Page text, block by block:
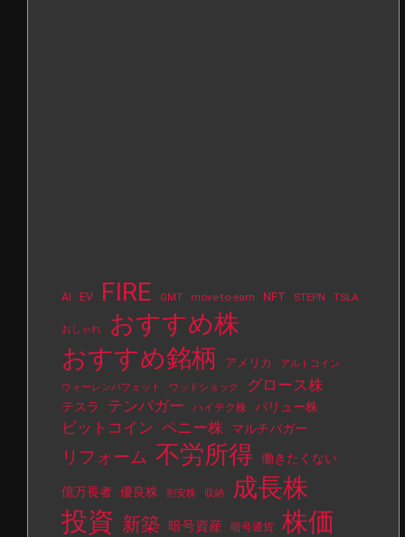
AI EV FIRE GMT move-to-earn NFT STEPN TSLA
おしゃれ
おすすめ株
おすすめ銘柄
アメリカ
アルトコイン
ウォーレンバフェット
ウッドショック グロース株
テスラ テンバガー ハイテク株 バリュー株
ビットコイン ペニー株 マルチバガー
リフォーム 不労所得 働きたくない
億万長者 優良株 割安株 収納 成長株
投資 新築 暗号資産 暗号通貨 株価